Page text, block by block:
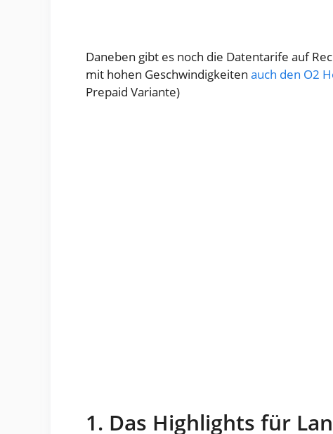
Daneben gibt es noch die Datentarife auf
mit hohen Geschwindigkeiten auch den O2
Prepaid Variante)
1. Das Highlights für